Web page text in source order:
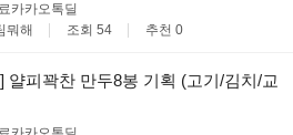
카카오톡딜
뭐해 조회 54 추천 0
얄피꽉찬 만두8봉 기획 (고기/김치/교